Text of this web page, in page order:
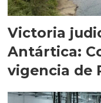
Victoria
Antártica:
vigencia de